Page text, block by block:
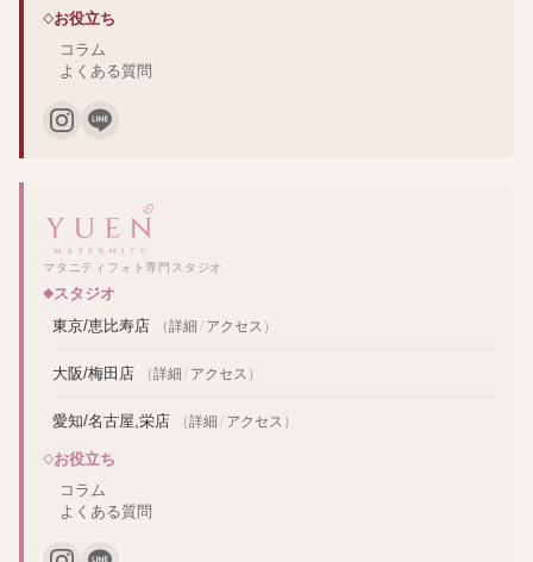
お役立ち
コラム
よくある質問
マタニティフォト専門スタジオ
スタジオ
東京/恵比寿店
（詳細 / アクセス ）
大阪/梅田店 （詳細 / アクセス ）
愛知/名古屋,栄店 （詳細 / アクセス ）
お役立ち
コラム
よくある質問